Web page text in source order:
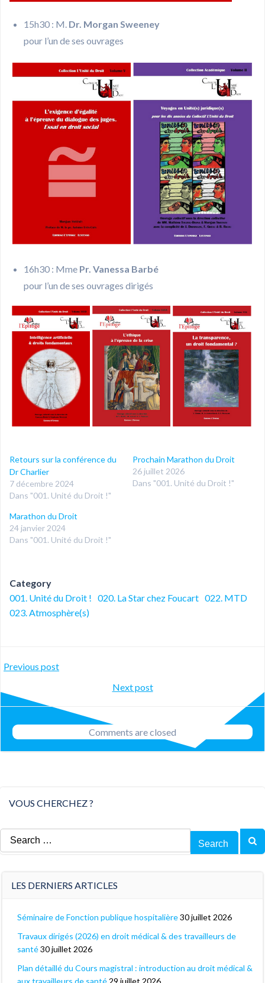
15h30 : M. Dr. Morgan Sweeney
pour l’un de ses ouvrages
16h30 : Mme Pr. Vanessa Barbé
pour l’un de ses ouvrages dirigés
Retours sur la conférence du
Dr Charlier
7 décembre 2024
Dans "001. Unité du Droit !"
Prochain Marathon du Droit
26 juillet 2026
Dans "001. Unité du Droit !"
Marathon du Droit
24 janvier 2024
Dans "001. Unité du Droit !"
Category
001. Unité du Droit ! 020. La Star chez Foucart 022. MTD
023. Atmosphère(s)
Post
navigation
Previous post
Post
navigation
Next post
Comments are closed
VOUS CHERCHEZ ?
Search
for:
LES DERNIERS ARTICLES
Séminaire de Fonction publique hospitalière30 juillet 2026
Travaux dirigés (2026) en droit médical & des travailleurs de
santé30 juillet 2026
Plan détaillé du Cours magistral : introduction au droit médical &
aux travailleurs de santé 29 juillet 2026